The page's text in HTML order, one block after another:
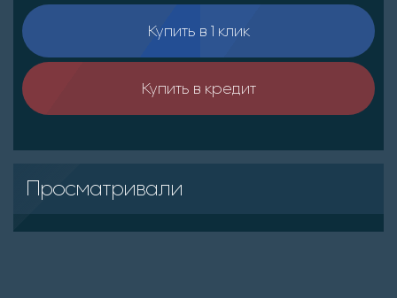
Купить в 1 клик
Купить в кредит
Просматривали